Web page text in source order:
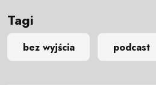
Tagi
bez wyjścia podcast